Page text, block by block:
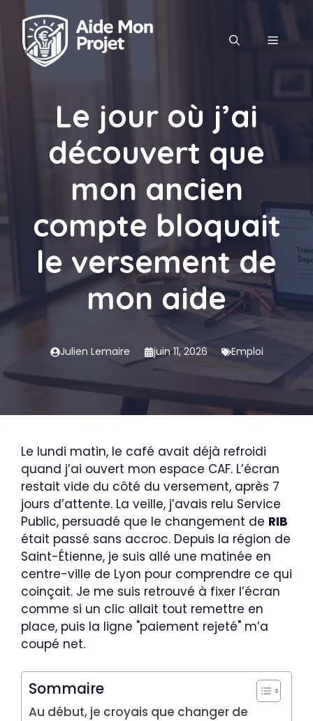
contenu
MENU
Le jour où j’ai
découvert que
mon ancien
compte bloquait
le versement de
mon aide
Julien Lemaire juin 11, 2026 Emploi
Le lundi matin, le café avait déjà refroidi
quand j’ai ouvert mon espace CAF. L’écran
restait vide du côté du versement, après 7
jours d’attente. La veille, j’avais relu Service
Public, persuadé que le changement de RIB
était passé sans accroc. Depuis la région de
Saint-Étienne, je suis allé une matinée en
centre-ville de Lyon pour comprendre ce qui
coinçait. Je me suis retrouvé à fixer l’écran
comme si un clic allait tout remettre en
place, puis la ligne "paiement rejeté" m’a
coupé net.
Sommaire
Au début, je croyais que changer de